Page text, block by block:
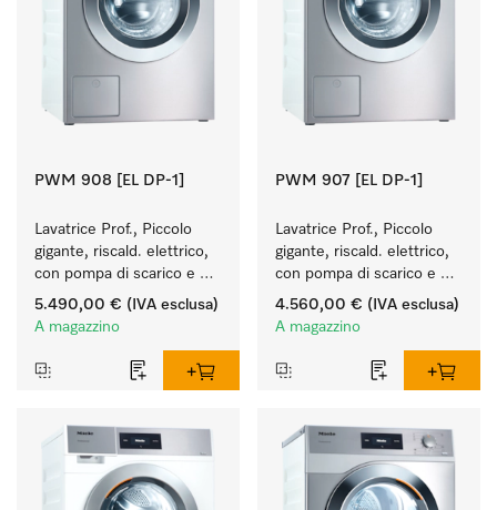
PWM 908 [EL DP-1]
Lavatrice Prof., Piccolo
gigante, riscald. elettrico,
con pompa di scarico e
programmi specifici per
target. Resa 8 kg
5.490,00 € (IVA esclusa)
A magazzino
PWM 907 [EL DP-1]
Lavatrice Prof., Piccolo
gigante, riscald. elettrico,
con pompa di scarico e
programmi specifici per
target. Resa 7 kg
4.560,00 € (IVA esclusa)
A magazzino